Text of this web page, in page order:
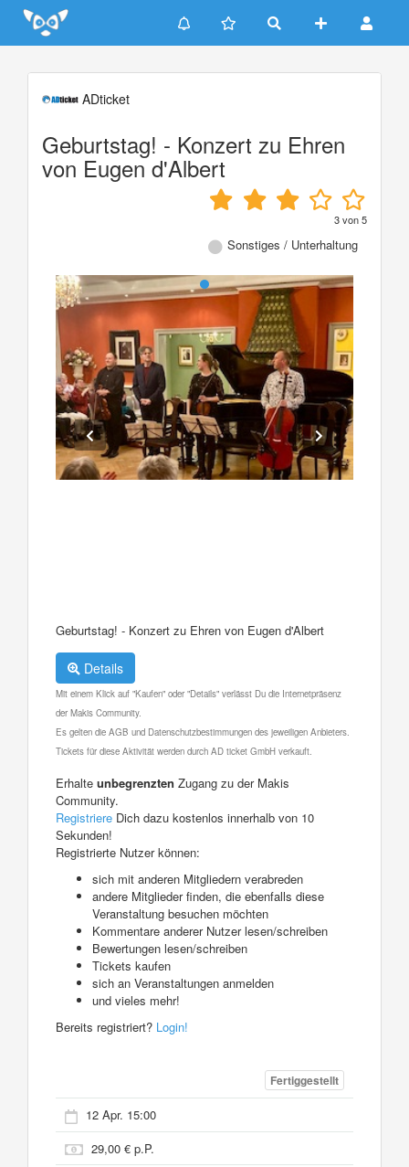
Update cookies preferences
ADticket
Geburtstag! - Konzert zu Ehren
von Eugen d'Albert
3von5
Sonstiges / Unterhaltung
Geburtstag! - Konzert zu Ehren von Eugen d'Albert
Details
Mit einem Klick auf "Kaufen" oder "Details" verlässt Du die Internetpräsenz
der Makis Community.
Es gelten die AGB und Datenschutzbestimmungen des jeweiligen Anbieters.
Tickets für diese Aktivität werden durch AD ticket GmbH verkauft.
Erhalte unbegrenzten Zugang zu der Makis
Community.
Registriere Dich dazu kostenlos innerhalb von 10
Sekunden!
Registrierte Nutzer können:
sich mit anderen Mitgliedern verabreden
andere Mitglieder finden, die ebenfalls diese
Veranstaltung besuchen möchten
Kommentare anderer Nutzer lesen/schreiben
Bewertungen lesen/schreiben
Tickets kaufen
sich an Veranstaltungen anmelden
und vieles mehr!
Bereits registriert? Login!
Fertiggestellt
12 Apr. 15:00
29,00 € p.P.